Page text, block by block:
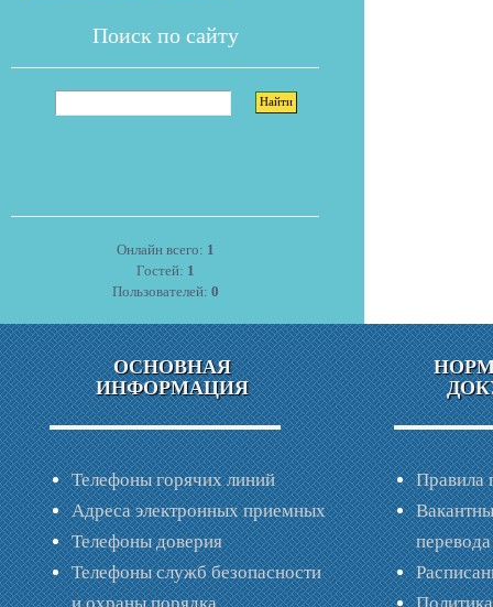
Поиск по сайту
Онлайн всего: 1
Гостей: 1
Пользователей: 0
ОСНОВНАЯ
ИНФОРМАЦИЯ
Телефоны горячих линий
Адреса электронных приемных
Телефоны доверия
Телефоны служб безопасности
Правила
перевода